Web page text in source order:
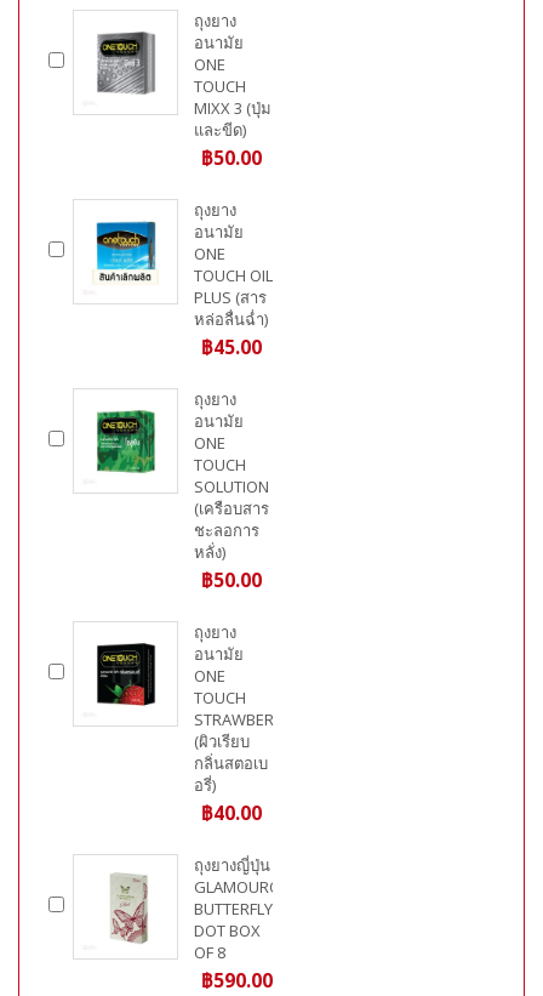
ถุงยาง
อนามัย
ONE
TOUCH
MIXX 3 (ปุ่ม
และขีด)
฿50.00
ถุงยาง
อนามัย
ONE
TOUCH OIL
PLUS (สาร
หล่อลื่นฉ่ำ)
฿45.00
ถุงยาง
อนามัย
ONE
TOUCH
SOLUTION
(เครือบสาร
ชะลอการ
หลั่ง)
฿50.00
ถุงยาง
อนามัย
ONE
TOUCH
STRAWBERRY
(ผิวเรียบ
กลิ่นสตอเบ
อรี่)
฿40.00
ถุงยางญี่ปุ่น
GLAMOUROUS
BUTTERFLY
DOT BOX
OF 8
฿590.00